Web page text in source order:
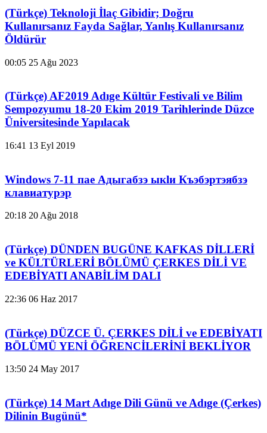
(Türkçe) Teknoloji İlaç Gibidir; Doğru
Kullanırsanız Fayda Sağlar, Yanlış Kullanırsanız
Öldürür
00:05 25 Ağu 2023
(Türkçe) AF2019 Adıge Kültür Festivali ve Bilim
Sempozyumu 18-20 Ekim 2019 Tarihlerinde Düzce
Üniversitesinde Yapılacak
16:41 13 Eyl 2019
Windows 7-11 пае Адыгабзэ ыкӏи Къэбэртэябзэ
клавиатурэр
20:18 20 Ağu 2018
(Türkçe) DÜNDEN BUGÜNE KAFKAS DİLLERİ
ve KÜLTÜRLERİ BÖLÜMÜ ÇERKES DİLİ VE
EDEBİYATI ANABİLİM DALI
22:36 06 Haz 2017
(Türkçe) DÜZCE Ü. ÇERKES DİLİ ve EDEBİYATI
BÖLÜMÜ YENİ ÖĞRENCİLERİNİ BEKLİYOR
13:50 24 May 2017
(Türkçe) 14 Mart Adıge Dili Günü ve Adıge (Çerkes)
Dilinin Bugünü*